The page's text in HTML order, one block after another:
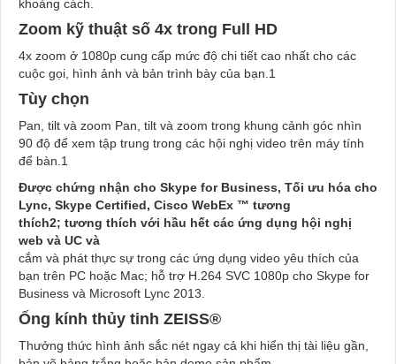
khoảng cách.
Zoom kỹ thuật số 4x trong Full HD
4x zoom ở 1080p cung cấp mức độ chi tiết cao nhất cho các
cuộc gọi, hình ảnh và bản trình bày của bạn.1
Tùy chọn
Pan, tilt và zoom Pan, tilt và zoom trong khung cảnh góc nhìn
90 độ để xem tập trung trong các hội nghị video trên máy tính
để bàn.1
Được chứng nhận cho Skype for Business, Tối ưu hóa cho
Lync, Skype Certified, Cisco WebEx ™ tương
thích2; tương thích với hầu hết các ứng dụng hội nghị
web và UC và
cắm và phát thực sự trong các ứng dụng video yêu thích của
bạn trên PC hoặc Mac; hỗ trợ H.264 SVC 1080p cho Skype for
Business và Microsoft Lync 2013.
Ống kính thủy tinh ZEISS®
Thưởng thức hình ảnh sắc nét ngay cả khi hiển thị tài liệu gần,